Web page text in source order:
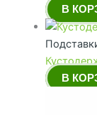
В
В